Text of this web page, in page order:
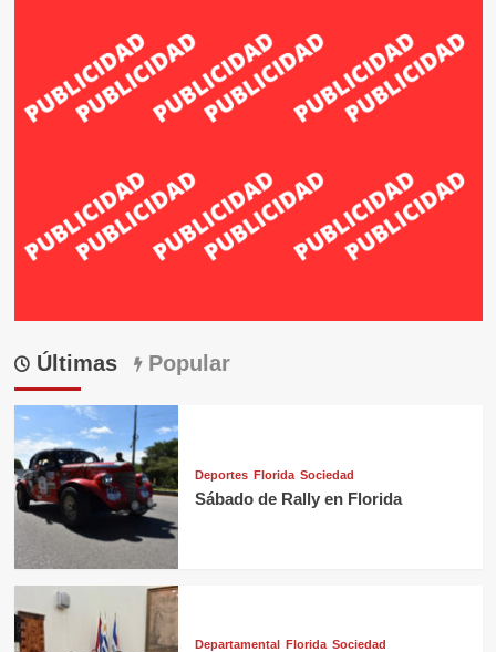
Últimas Popular
Deportes Florida Sociedad
Sábado de Rally en Florida
Departamental Florida Sociedad